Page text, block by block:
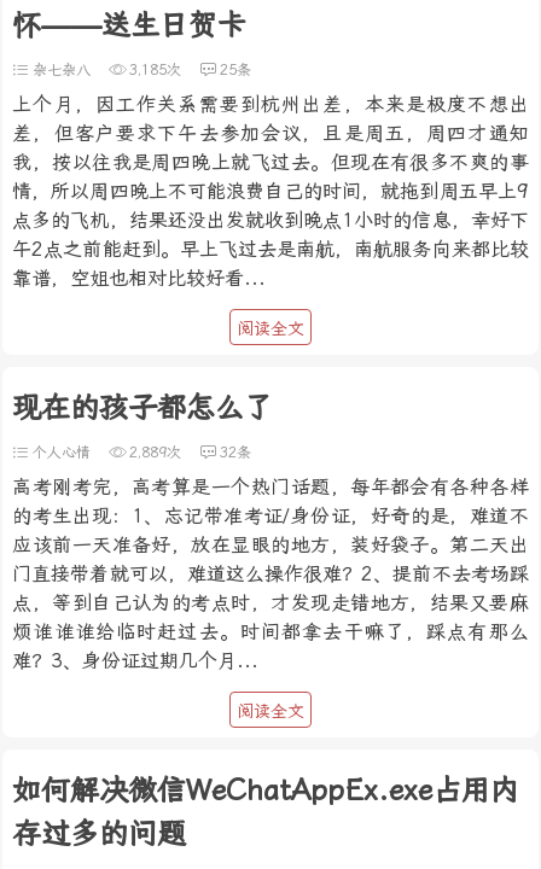
怀——送生日贺卡
杂七杂八 3,185次 25条
上个月，因工作关系需要到杭州出差，本来是极度不想出
差，但客户要求下午去参加会议，且是周五，周四才通知
我，按以往我是周四晚上就飞过去。但现在有很多不爽的事
情，所以周四晚上不可能浪费自己的时间，就拖到周五早上9
点多的飞机，结果还没出发就收到晚点1小时的信息，幸好下
午2点之前能赶到。早上飞过去是南航，南航服务向来都比较
靠谱，空姐也相对比较好看...
阅读全文
现在的孩子都怎么了
个人心情 2,889次 32条
高考刚考完，高考算是一个热门话题，每年都会有各种各样
的考生出现：1、忘记带准考证/身份证，好奇的是，难道不
应该前一天准备好，放在显眼的地方，装好袋子。第二天出
门直接带着就可以，难道这么操作很难？2、提前不去考场踩
点，等到自己认为的考点时，才发现走错地方，结果又要麻
烦谁谁谁给临时赶过去。时间都拿去干嘛了，踩点有那么
难？3、身份证过期几个月...
阅读全文
如何解决微信WeChatAppEx.exe占用内
存过多的问题